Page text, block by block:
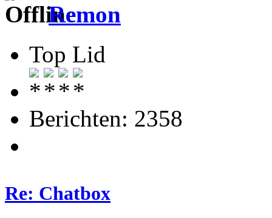
Remon
Top Lid
Berichten: 2358
Re: Chatbox